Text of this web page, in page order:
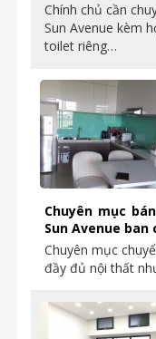
Chính chủ cần
Sun Avenue kèm
toilet riêng…
Chuyên mục
Sun Avenue
Chuyên mục
đầy đủ nội thất